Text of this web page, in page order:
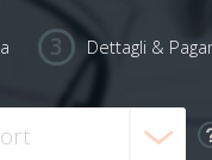
Dettagli &